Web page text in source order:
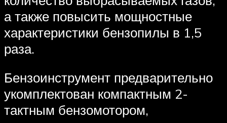
а также повысить мощностные
характеристики бензопилы в 1,5
раза.
Бензоинструмент предварительно
укомплектован компактным 2-
тактным бензомотором,